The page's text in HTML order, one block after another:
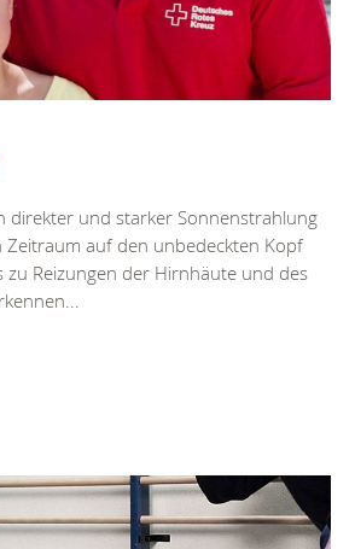
direkter und starker Sonnenstrahlung
Zeitraum auf den unbedeckten Kopf
zu Reizungen der Hirnhäute und des